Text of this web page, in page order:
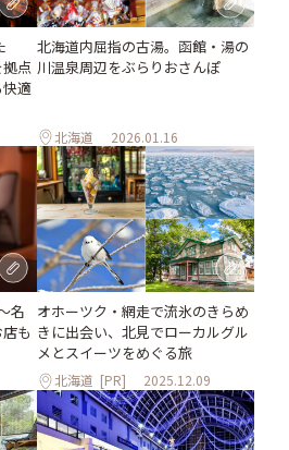
点
適
北海道内屈指の古湯。函館・湯の
川温泉周辺をぶらりおさんぽ
北海道 2026.01.16
名
も
オホーツク・網走で流氷のきらめ
きに出会い、北見でローカルグル
メとスイーツをめぐる旅
北海道 [PR] 2025.12.09